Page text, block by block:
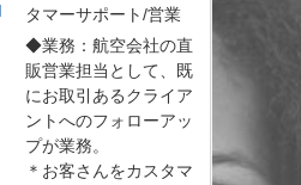
タマーサポート/営業
◆業務：航空会社の直
販営業担当として、既
にお取引あるクライア
ントへのフォローアッ
プが業務。
＊お客さんをカスタマ